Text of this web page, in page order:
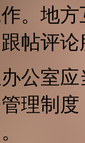
。地
帖评
公室
理制